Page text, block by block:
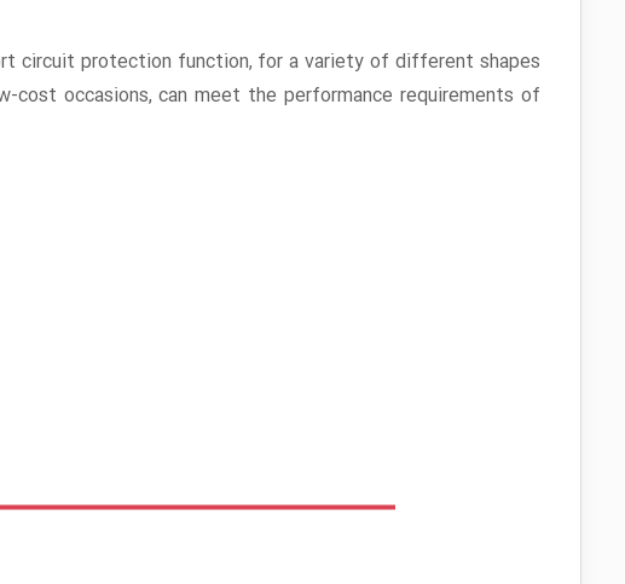
circuit protection function, for a variety of different shapes
occasions, can meet the performance requirements of